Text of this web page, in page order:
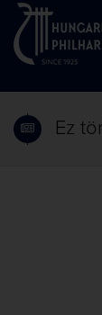
Ez